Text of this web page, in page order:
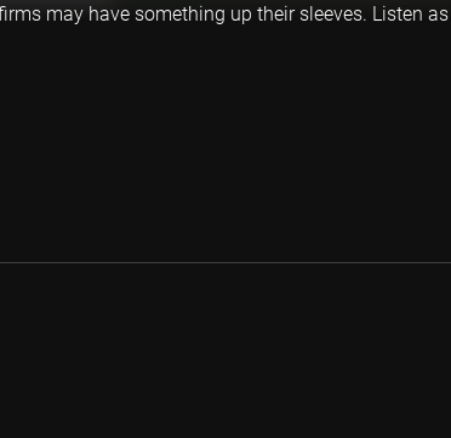
may have something up their sleeves. Listen